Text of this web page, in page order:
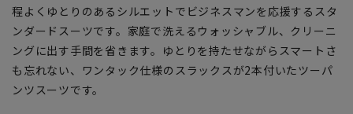
程よくゆとりのあるシルエットでビジネスマンを応援するスタ
ンダードスーツです。家庭で洗えるウォッシャブル、クリーニ
ングに出す手間を省きます。ゆとりを持たせながらスマートさ
も忘れない、ワンタック仕様のスラックスが2本付いたツーパ
ンツスーツです。